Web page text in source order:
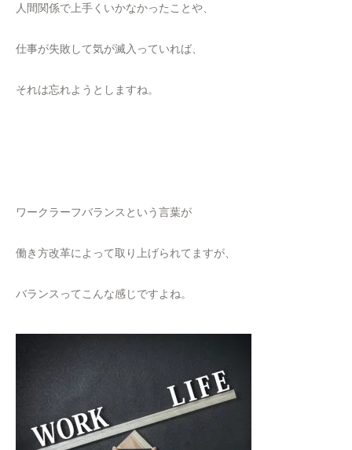
人間関係で上手くいかなかったことや、
仕事が失敗して気が滅入っていれば、
それは忘れようとしますね。
ワークラーフバランスという言葉が
働き方改革によって取り上げられてますが、
バランスってこんな感じですよね。